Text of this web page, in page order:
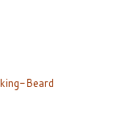
Beard